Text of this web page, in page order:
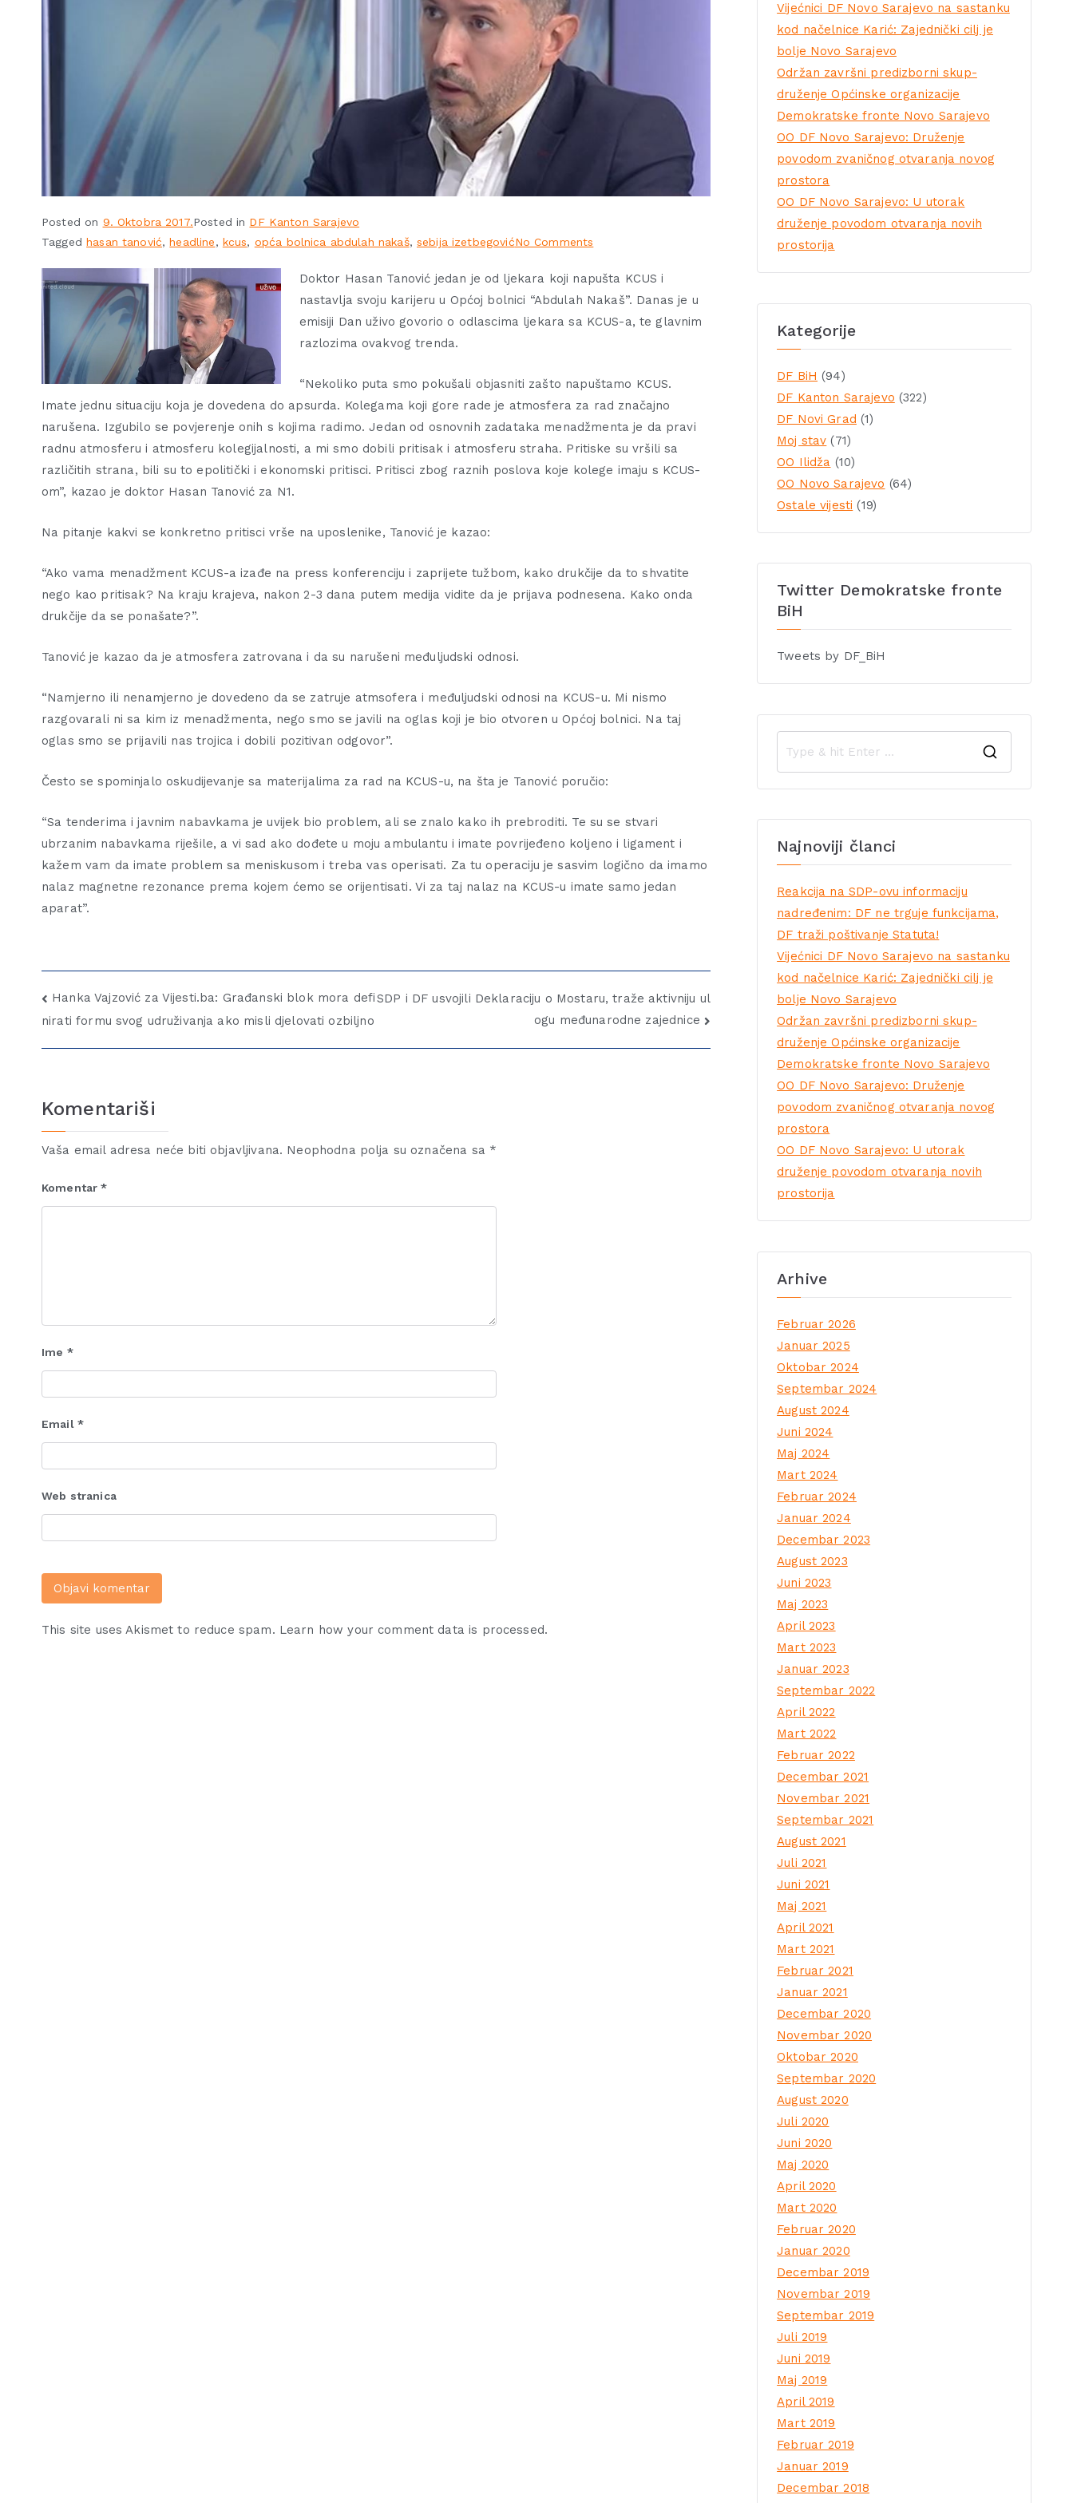
Posted on 9. Oktobra 2017.Posted in DF Kanton Sarajevo
Taggedhasan tanović,headline, kcus, opća bolnica abdulah nakaš, sebija izetbegovićNo Comments
Doktor Hasan Tanović jedan je od ljekara koji napušta KCUS i
nastavlja svoju karijeru u Općoj bolnici “Abdulah Nakaš”. Danas je u
emisiji Dan uživo govorio o odlascima ljekara sa KCUS-a, te glavnim
razlozima ovakvog trenda.
“Nekoliko puta smo pokušali objasniti zašto napuštamo KCUS.
Imate jednu situaciju koja je dovedena do apsurda. Kolegama koji gore rade je atmosfera za rad značajno
narušena. Izgubilo se povjerenje onih s kojima radimo. Jedan od osnovnih zadataka menadžmenta je da pravi
radnu atmosferu i atmosferu kolegijalnosti, a mi smo dobili pritisak i atmosferu straha. Pritiske su vršili sa
različitih strana, bili su to epolitički i ekonomski pritisci. Pritisci zbog raznih poslova koje kolege imaju s KCUS-
om”, kazao je doktor Hasan Tanović za N1.
Na pitanje kakvi se konkretno pritisci vrše na uposlenike, Tanović je kazao:
“Ako vama menadžment KCUS-a izađe na press konferenciju i zaprijete tužbom, kako drukčije da to shvatite
nego kao pritisak? Na kraju krajeva, nakon 2-3 dana putem medija vidite da je prijava podnesena. Kako onda
drukčije da se ponašate?”.
Tanović je kazao da je atmosfera zatrovana i da su narušeni međuljudski odnosi.
“Namjerno ili nenamjerno je dovedeno da se zatruje atmsofera i međuljudski odnosi na KCUS-u. Mi nismo
razgovarali ni sa kim iz menadžmenta, nego smo se javili na oglas koji je bio otvoren u Općoj bolnici. Na taj
oglas smo se prijavili nas trojica i dobili pozitivan odgovor”.
Često se spominjalo oskudijevanje sa materijalima za rad na KCUS-u, na šta je Tanović poručio:
“Sa tenderima i javnim nabavkama je uvijek bio problem, ali se znalo kako ih prebroditi. Te su se stvari
ubrzanim nabavkama riješile, a vi sad ako dođete u moju ambulantu i imate povrijeđeno koljeno i ligament i
kažem vam da imate problem sa meniskusom i treba vas operisati. Za tu operaciju je sasvim logično da imamo
nalaz magnetne rezonance prema kojem ćemo se orijentisati. Vi za taj nalaz na KCUS-u imate samo jedan
aparat”.
Hanka Vajzović za Vijesti.ba: Građanski blok mora defi
nirati formu svog udruživanja ako misli djelovati ozbiljno
SDP i DF usvojili Deklaraciju o Mostaru, traže aktivniju ul
ogu međunarodne zajednice
Komentariši
Vaša email adresa neće biti objavljivana. Neophodna polja su označena sa *
Komentar*
Ime *
Email *
Web stranica
This site uses Akismet to reduce spam. Learn how your comment data is processed.
Vijećnici DF Novo Sarajevo na sastanku
kod načelnice Karić: Zajednički cilj je
bolje Novo Sarajevo
Održan završni predizborni skup-
druženje Općinske organizacije
Demokratske fronte Novo Sarajevo
OO DF Novo Sarajevo: Druženje
povodom zvaničnog otvaranja novog
prostora
OO DF Novo Sarajevo: U utorak
druženje povodom otvaranja novih
prostorija
Kategorije
DF BiH (94)
DF Kanton Sarajevo (322)
DF Novi Grad (1)
Moj stav (71)
OO Ilidža (10)
OO Novo Sarajevo (64)
Ostale vijesti (19)
Twitter Demokratske fronte
BiH
Tweets by DF_BiH
Najnoviji članci
Reakcija na SDP-ovu informaciju
nadređenim: DF ne trguje funkcijama,
DF traži poštivanje Statuta!
Vijećnici DF Novo Sarajevo na sastanku
kod načelnice Karić: Zajednički cilj je
bolje Novo Sarajevo
Održan završni predizborni skup-
druženje Općinske organizacije
Demokratske fronte Novo Sarajevo
OO DF Novo Sarajevo: Druženje
povodom zvaničnog otvaranja novog
prostora
OO DF Novo Sarajevo: U utorak
druženje povodom otvaranja novih
prostorija
Arhive
Februar 2026
Januar 2025
Oktobar 2024
Septembar 2024
August 2024
Juni 2024
Maj 2024
Mart 2024
Februar 2024
Januar 2024
Decembar 2023
August 2023
Juni 2023
Maj 2023
April 2023
Mart 2023
Januar 2023
Septembar 2022
April 2022
Mart 2022
Februar 2022
Decembar 2021
Novembar 2021
Septembar 2021
August 2021
Juli 2021
Juni 2021
Maj 2021
April 2021
Mart 2021
Februar 2021
Januar 2021
Decembar 2020
Novembar 2020
Oktobar 2020
Septembar 2020
August 2020
Juli 2020
Juni 2020
Maj 2020
April 2020
Mart 2020
Februar 2020
Januar 2020
Decembar 2019
Novembar 2019
Septembar 2019
Juli 2019
Juni 2019
Maj 2019
April 2019
Mart 2019
Februar 2019
Januar 2019
Decembar 2018